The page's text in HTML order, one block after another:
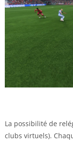
La possibilité de
clubs virtuels).